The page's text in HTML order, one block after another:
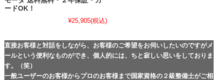
ードOK！
¥25,905(税込)
直接お客様と対話をしながら、お客様のご希望をお伺いしたいのですがメ
ールという便利なものができ、個人的には、ちと寂しい思いをしておりま
す。（笑）
一般ユーザーのお客様からプロのお客様まで国家資格の２級整備士がご相